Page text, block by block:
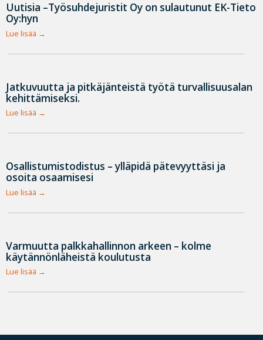
Uutisia –Työsuhdejuristit Oy on sulautunut EK-Tieto
Oy:hyn
Lue lisää
Jatkuvuutta ja pitkäjänteistä työtä turvallisuusalan
kehittämiseksi.
Lue lisää
Osallistumistodistus – ylläpidä pätevyyttäsi ja
osoita osaamisesi
Lue lisää
Varmuutta palkkahallinnon arkeen – kolme
käytännönläheistä koulutusta
Lue lisää